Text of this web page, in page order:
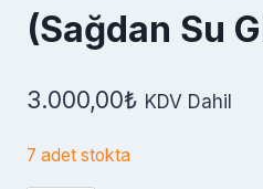
(Sağdan Su
3.000,00₺ KDV Dahil
7 adet stokta